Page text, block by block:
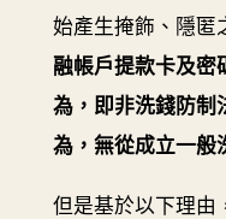
始產生掩飾、隱匿
融帳戶提款卡及密
為，即非洗錢防制
為，無從成立一般
但是基於以下理由